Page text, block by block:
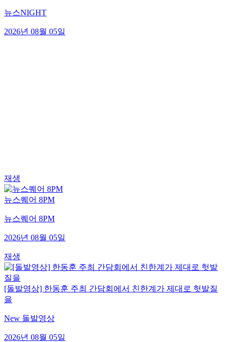
뉴스NIGHT
2026년 08월 05일
재생
뉴스퀘어 8PM
뉴스퀘어 8PM
2026년 08월 05일
재생
[돌발영상] 한동훈 주최 간담회에서 친한계가 제대로 헛발질
을
New 돌발영상
2026년 08월 05일